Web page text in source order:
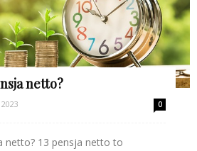
netto?
0
netto? 13 pensja netto to